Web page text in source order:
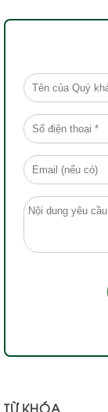
TỪ KHÓA